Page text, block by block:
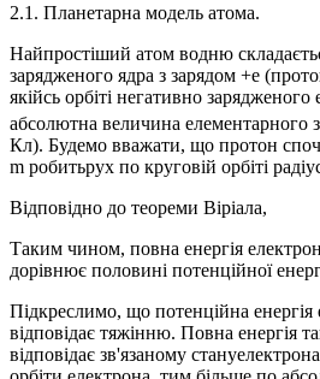
2.1. Планетарна модель атома.
Найпростіший атом водню
зарядженого ядра з зарядом +е
якійсь орбіті негативно
абсолютна величина елементарного
Кл). Будемо вважати, що протон
m робитьрух по круговій орбіті
Відповідно до теореми Віріала,
Таким чином, повна енергія
дорівнює половині потенційної
Підкреслимо, що потенційна
відповідає тяжінню. Повна енергія
відповідає зв'язаному